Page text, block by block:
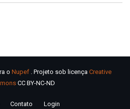
o Nupef. Projeto sob licença Creative
CC BY-NC-ND
Contato Login